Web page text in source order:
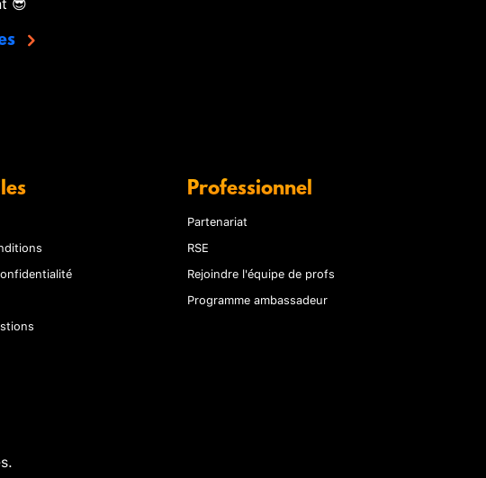
Professionnel
Partenariat
RSE
Rejoindre l'équipe de profs
Programme ambassadeur